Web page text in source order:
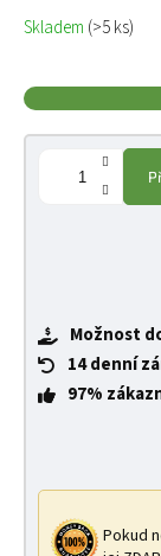
Měrná cena:
Skladem (>5 ks)
Možnost
14 denní
97%
Pokud